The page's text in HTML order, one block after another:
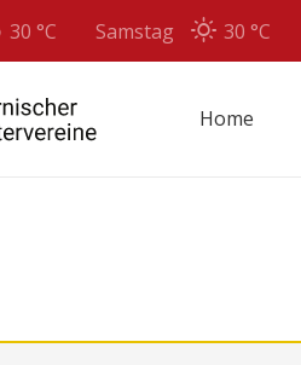
30 °C Samstag 30 °C
Home